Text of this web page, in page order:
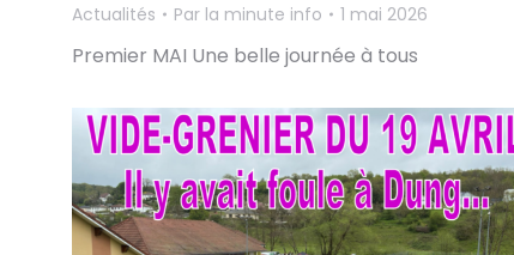
Actualités Par la minute info 1 mai 2026
Premier MAI Une belle journée à tous